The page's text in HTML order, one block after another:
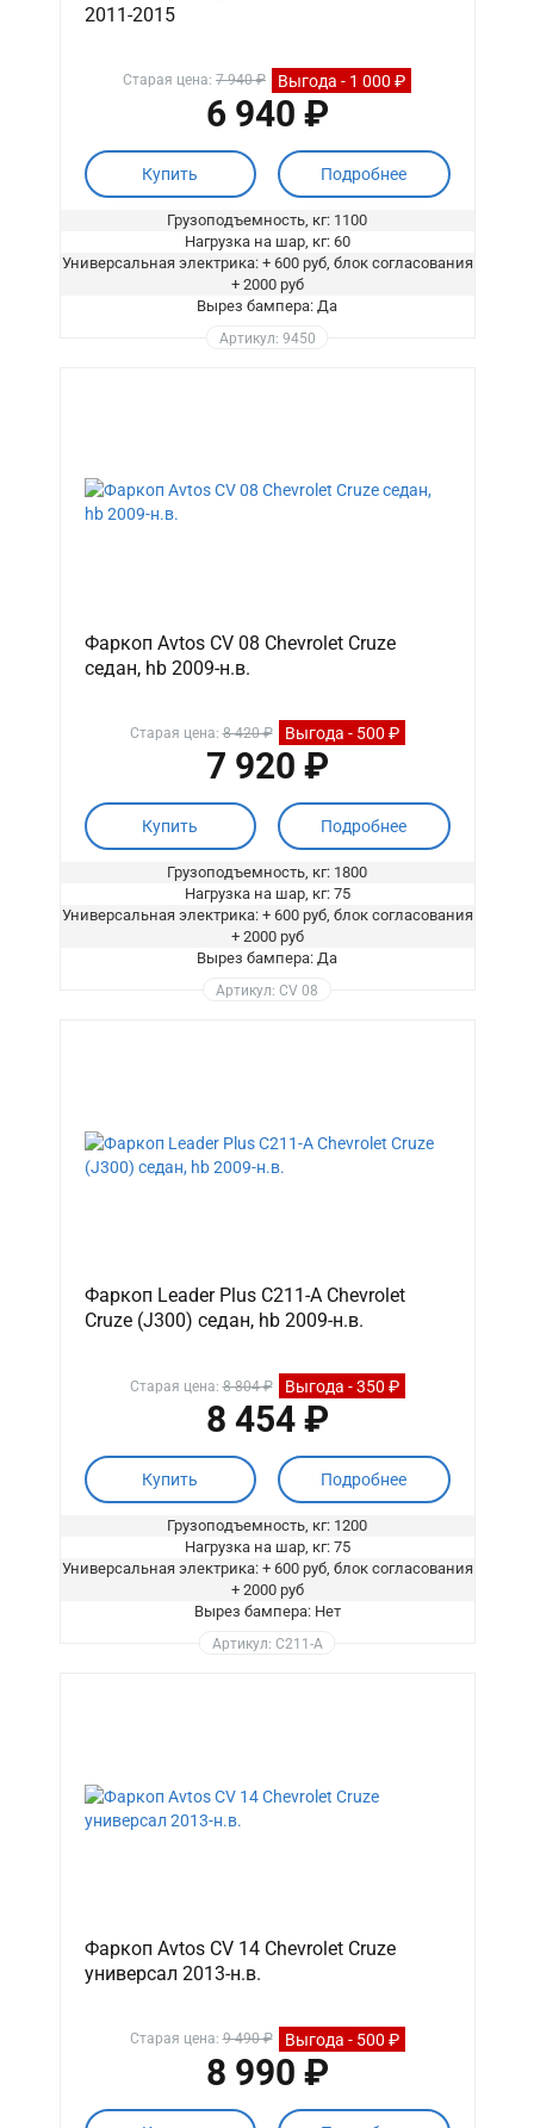
2011-2015
Старая цена: 7 940 ₽ Выгода - 1 000 ₽
6 940 ₽
Купить Подробнее
Грузоподъемность, кг: 1100
Нагрузка на шар, кг: 60
Универсальная электрика: + 600 руб, блок согласования
+ 2000 руб
Вырез бампера: Да
Артикул: 9450
Фаркоп Avtos CV 08 Chevrolet Cruze
седан, hb 2009-н.в.
Старая цена:8 420 ₽ Выгода - 500 ₽
7 920 ₽
Купить Подробнее
Грузоподъемность, кг: 1800
Нагрузка на шар, кг: 75
Универсальная электрика: + 600 руб, блок согласования
+ 2000 руб
Вырез бампера: Да
Артикул: CV 08
Фаркоп Leader Plus C211-A Chevrolet
Cruze (J300) седан, hb 2009-н.в.
Старая цена:8 804 ₽ Выгода - 350 ₽
8 454 ₽
Купить Подробнее
Грузоподъемность, кг: 1200
Нагрузка на шар, кг: 75
Универсальная электрика: + 600 руб, блок согласования
+ 2000 руб
Вырез бампера: Нет
Артикул: C211-A
Фаркоп Avtos CV 14 Chevrolet Cruze
универсал 2013-н.в.
Старая цена:9 490 ₽ Выгода - 500 ₽
8 990 ₽